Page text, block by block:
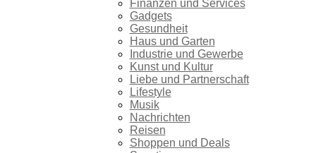
Finanzen und Services
Gadgets
Gesundheit
Haus und Garten
Industrie und Gewerbe
Kunst und Kultur
Liebe und Partnerschaft
Lifestyle
Musik
Nachrichten
Reisen
Shoppen und Deals